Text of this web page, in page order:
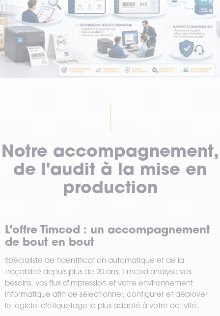
Notre accompagnement,
de l'audit à la mise en
production
L'offre Timcod : un accompagnement
de bout en bout
Spécialiste de l'identification automatique et de la
traçabilité depuis plus de 20 ans, Timcod analyse vos
besoins, vos flux d'impression et votre environnement
informatique afin de sélectionner, configurer et déployer
le logiciel d'étiquetage le plus adapté à votre activité.